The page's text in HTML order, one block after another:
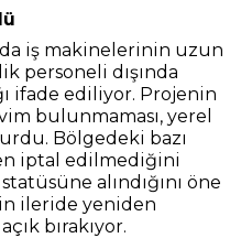
iş makinelerinin uzun
personeli dışında
ifade ediliyor. Projenin
bulunmaması, yerel
Bölgedeki bazı
iptal edilmediğini
alındığını öne
ileride yeniden
bırakıyor.